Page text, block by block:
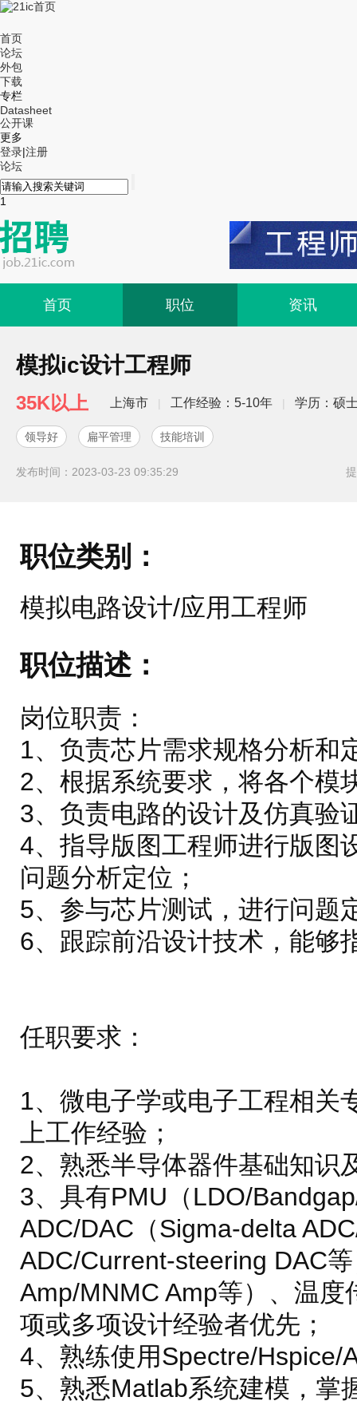
首页
论坛
外包
下载
专栏
Datasheet
公开课
更多
登录|注册
论坛
1
首页 职位 资讯
模拟ic设计工程师
35K以上 上海市 | 工作经验：5-10年 | 学历：硕
领导好 扁平管理 技能培训
发布时间：2023-03-23 09:35:29
职位类别：
模拟电路设计/应用工程师
职位描述：
岗位职责：
1、负责芯片需求规格分析和
2、根据系统要求，将各个模
3、负责电路的设计及仿真验
4、指导版图工程师进行版图
问题分析定位；
5、参与芯片测试，进行问题
6、跟踪前沿设计技术，能够
任职要求：
1、微电子学或电子工程相关
上工作经验；
2、熟悉半导体器件基础知识
3、具有PMU（LDO/
ADC/DAC（Sigma-delta
ADC/Current-steering DAC
Amp/MNMC Amp等）、温
项或多项设计经验者优先；
4、熟练使用Spectre/Hspice/
5、熟悉Matlab系统建模，掌